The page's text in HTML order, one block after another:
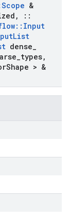
Scope &
,
::
:: Input
List
dense
types,
Shape > &